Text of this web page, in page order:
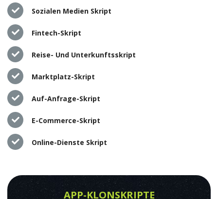
Sozialen Medien Skript
Fintech-Skript
Reise- Und Unterkunftsskript
Marktplatz-Skript
Auf-Anfrage-Skript
E-Commerce-Skript
Online-Dienste Skript
APP-KLONSKRIPTE